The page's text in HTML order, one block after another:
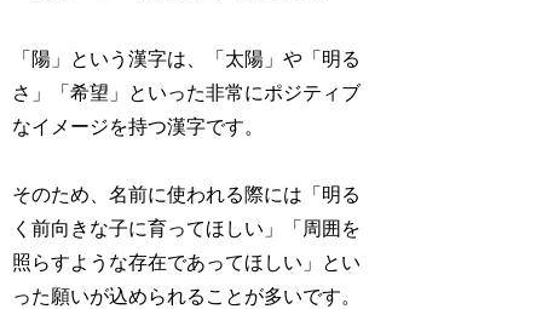
「陽」という漢字は、「太陽」や「明る
さ」「希望」といった非常にポジティブ
なイメージを持つ漢字です。
そのため、名前に使われる際には「明る
く前向きな子に育ってほしい」「周囲を
照らすような存在であってほしい」とい
った願いが込められることが多いです。